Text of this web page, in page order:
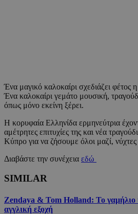
Ένα μαγικό καλοκαίρι σχεδιάζει
Ένα καλοκαίρι γεμάτο μουσική,
όπως μόνο εκείνη ξέρει.
Η κορυφαία Ελληνίδα ερμηνεύτρια
αμέτρητες επιτυχίες της και νέα
Κύπρο για να ζήσουμε όλοι μαζί, νύχτες
Διαβάστε την συνέχεια εδώ
SIMILAR
Zendaya & Tom Holland: Το γαμήλιο
αγγλική εξοχή